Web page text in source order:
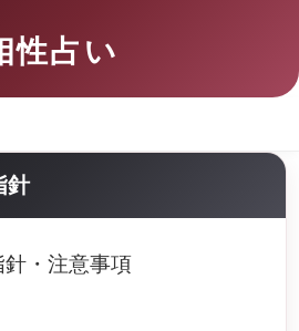
性占い
針
・注意事項